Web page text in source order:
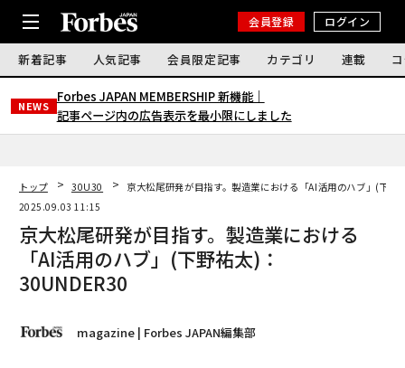
会員登録 ログイン
新着記事 人気記事 会員限定記事 カテゴリ 連載
NEWS
Forbes JAPAN MEMBERSHIP 新機能｜
記事ページ内の広告表示を最小限にしました
トップ 30U30
京大松尾研発が目指す。製造業における「AI活用のハブ」(下
2025.09.03 11:15
京大松尾研発が目指す。製造業における
「AI活用のハブ」(下野祐太)：
30UNDER30
magazine | Forbes JAPAN編集部